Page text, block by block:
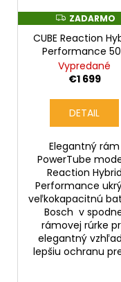
k
r
Z
A
D
R
M
O
ZADARMO
CUBE Reaction
Performance
shinyapple'n'black
Vypredané
€1 699
DETAIL
Elegantný rám
PowerTube
Reaction Hybrid
Performance
veľkokapacitnú
Bosch v
rámovej rúrke
elegantný
lepšiu ochranu